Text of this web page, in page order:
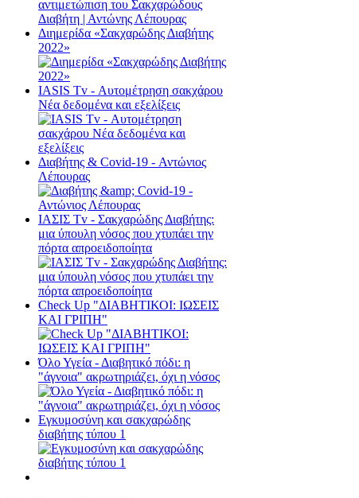
Διημερίδα «Σακχαρώδης Διαβήτης
2022»
ΙΑSΙS Tv - Αυτομέτρηση σακχάρου
Νέα δεδομένα και εξελίξεις
Διαβήτης & Cοvid-19 - Αντώνιος
Λέπουρας
ΙΑΣΙΣ Tv - Σακχαρώδης Διαβήτης:
μια ύπουλη νόσος που χτυπάει την
πόρτα απροειδοποίητα
Check Up "ΔΙΑΒΗΤΙΚΟΙ: ΙΩΣΕΙΣ
ΚΑΙ ΓΡΙΠΗ"
Όλο Υγεία - Διαβητικό πόδι: η
"άγνοια" ακρωτηριάζει, όχι η νόσος
Εγκυμοσύνη και σακχαρώδης
διαβήτης τύπου 1